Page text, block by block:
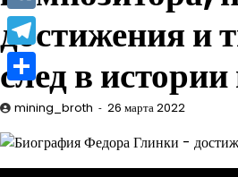
достижения и
след в
mining_broth 26 марта 2022
VK
Telegram
Отправить